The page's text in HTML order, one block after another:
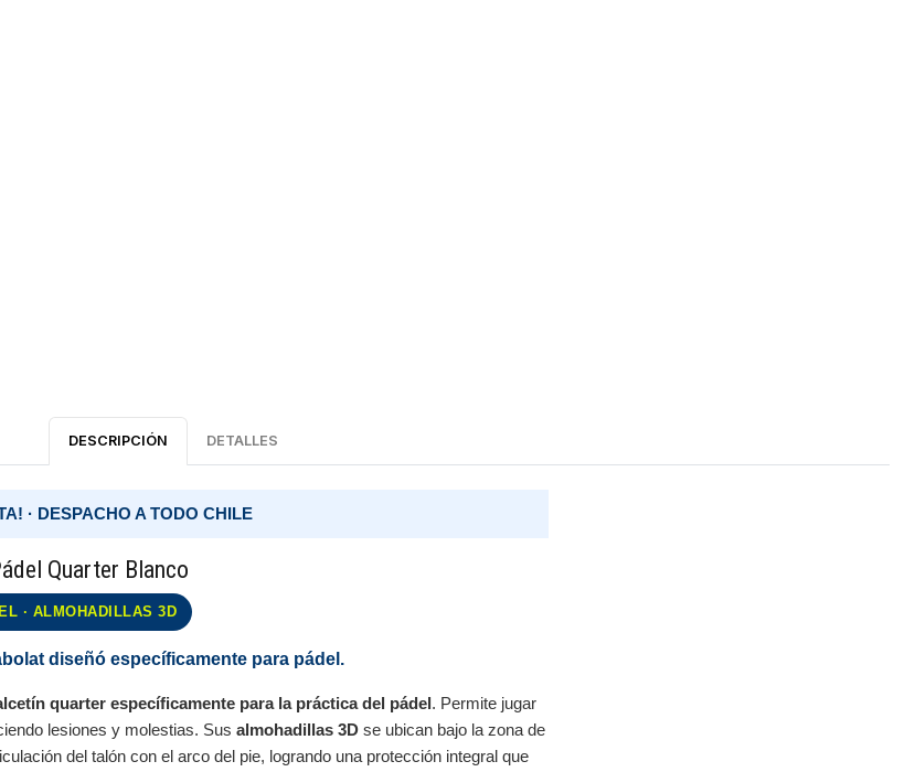
DESCRIPCIÓN DETALLES
· DESPACHO A TODO CHILE
Quarter Blanco
· ALMOHADILLAS 3D
diseñó específicamente para pádel.
quarter específicamente para la práctica del pádel. Permite jugar
lesiones y molestias. Sus almohadillas 3D se ubican bajo la zona de
del talón con el arco del pie, logrando una protección integral que